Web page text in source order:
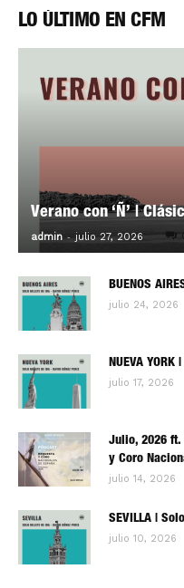
LO ÚLTIMO EN CFM
Verano con ‘Ñ’ |
admin - julio 27, 2026
BUENOS
julio 24, 2026
NUEVA
julio 17, 2026
Julio, 2026 ft.
y Coro
julio 14, 2026
SEVILLA |
julio 10, 2026